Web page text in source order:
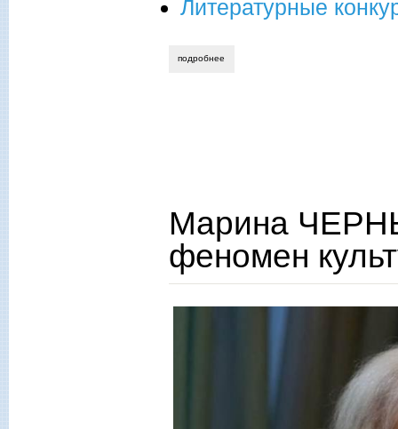
Литературные
подробнее
Марина
феномен